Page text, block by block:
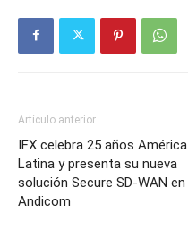
Artículo anterior
IFX celebra 25 años América
Latina y presenta su nueva
solución Secure SD-WAN en
Andicom